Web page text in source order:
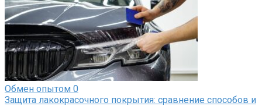
Обмен опытом 0
Защита лакокрасочного покрытия: сравнение способов и